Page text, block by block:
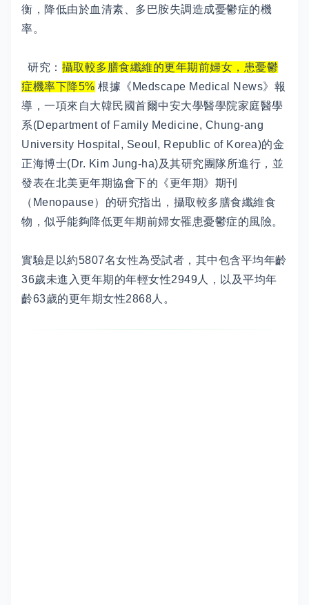
衡，降低由於血清素、多巴胺失調造成憂鬱症的機
率。
研究： 攝取較多膳食纖維的更年期前婦女，患憂鬱
症機率下降5% 根據《Medscape Medical News》報
導，一項來自大韓民國首爾中安大學醫學院家庭醫學
系(Department of Family Medicine, Chung-ang
University Hospital, Seoul, Republic of Korea)的金
正海博士(Dr. Kim Jung-ha)及其研究團隊所進行，並
發表在北美更年期協會下的《更年期》期刊
（Menopause）的研究指出，攝取較多膳食纖維食
物，似乎能夠降低更年期前婦女罹患憂鬱症的風險。
實驗是以約5807名女性為受試者，其中包含平均年齡
36歲未進入更年期的年輕女性2949人，以及平均年
齡63歲的更年期女性2868人。